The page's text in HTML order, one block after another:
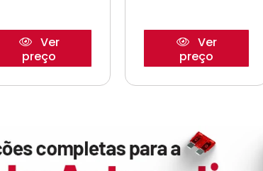
Ver
preço
Ver
preço